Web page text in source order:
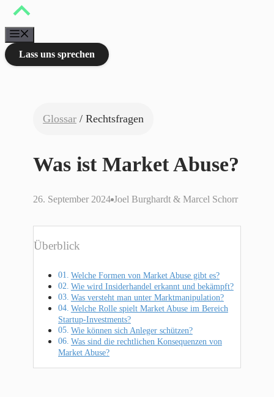
Zum
springen
Lass uns sprechen
Glossar / Rechtsfragen
Was ist Market Abuse?
26. September 2024 Joel Burghardt & Marcel Schorr
Überblick
Welche Formen von Market Abuse gibt es?
Wie wird Insiderhandel erkannt und bekämpft?
Was versteht man unter Marktmanipulation?
Welche Rolle spielt Market Abuse im Bereich
Startup-Investments?
Wie können sich Anleger schützen?
Was sind die rechtlichen Konsequenzen von
Market Abuse?